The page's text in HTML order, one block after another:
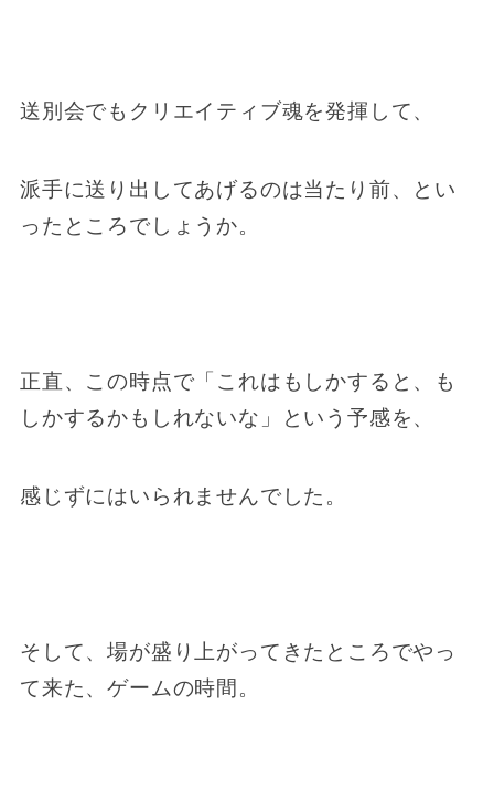
送別会でもクリエイティブ魂を発揮して、
派手に送り出してあげるのは当たり前、とい
ったところでしょうか。
正直、この時点で「これはもしかすると、も
しかするかもしれないな」という予感を、
感じずにはいられませんでした。
そして、場が盛り上がってきたところでやっ
て来た、ゲームの時間。